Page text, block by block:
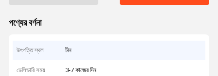
পণ্যের বর্ণনা
উৎপত্তি স্থল চীন
ডেলিভারি সময় 3-7 কাজের দিন